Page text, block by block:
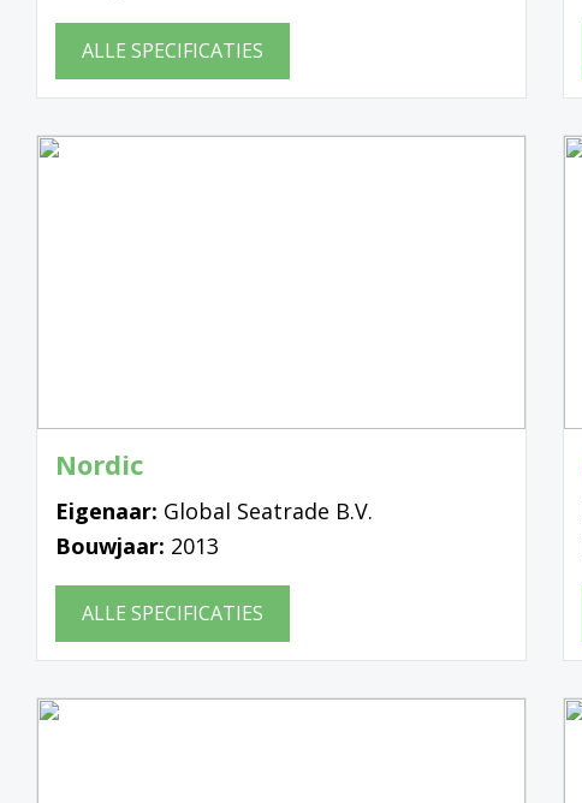
ALLE SPECIFICATIES
Nordic
Eigenaar: Global Seatrade B.V.
Bouwjaar: 2013
ALLE SPECIFICATIES